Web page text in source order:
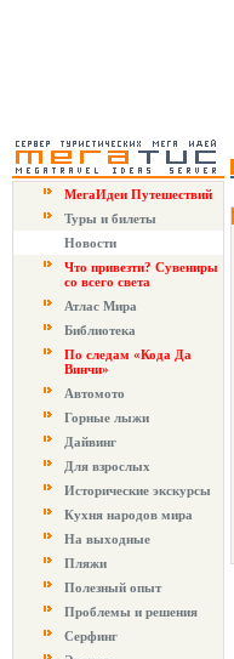
МегаИдеи Путешествий
Туры и билеты
Новости
Что привезти? Сувениры
со всего света
Атлас Мира
Библиотека
По следам «Кода Да
Винчи»
Автомото
Горные лыжи
Дайвинг
Для взрослых
Исторические экскурсы
Кухня народов мира
На выходные
Пляжи
Полезный опыт
Проблемы и решения
Серфинг